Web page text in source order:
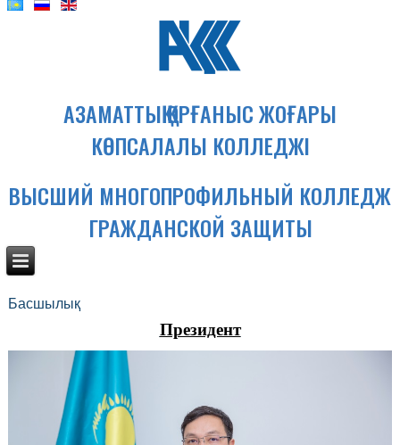
АЗАМАТТЫҚ ҚОРҒАНЫС ЖОҒАРЫ
КӨПСАЛАЛЫ КОЛЛЕДЖІ
ВЫСШИЙ МНОГОПРОФИЛЬНЫЙ КОЛЛЕДЖ
ГРАЖДАНСКОЙ ЗАЩИТЫ
Басшылық
Президент